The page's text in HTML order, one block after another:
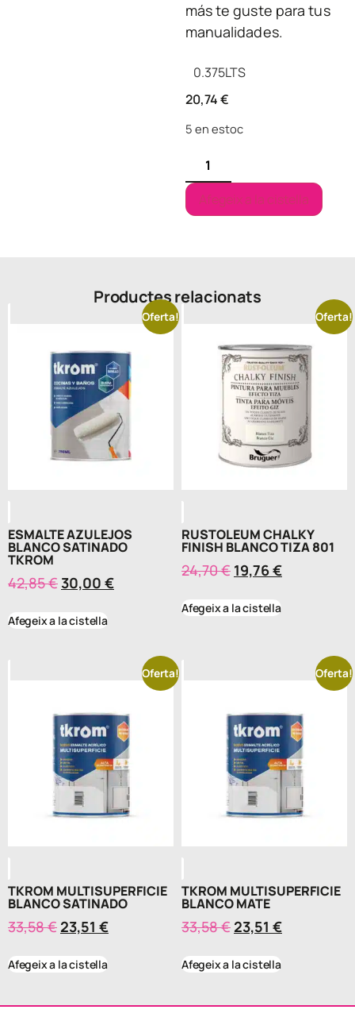
más te guste para tus
manualidades.
0.375LTS
20,74€
5 en estoc
Afegeix a la cistella
Productes relacionats
Oferta!
ESMALTE AZULEJOS
BLANCO SATINADO
TKROM
42,85€ 30,00 €
Afegeix a la cistella
Oferta!
RUSTOLEUM CHALKY
FINISH BLANCO TIZA 801
24,70€ 19,76€
Afegeix a la cistella
Oferta!
TKROM MULTISUPERFICIE
BLANCO SATINADO
33,58€ 23,51 €
Afegeix a la cistella
Oferta!
TKROM MULTISUPERFICIE
BLANCO MATE
33,58€ 23,51 €
Afegeix a la cistella